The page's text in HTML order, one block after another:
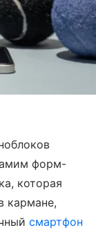
форм-
которая
кармане,
смартфон